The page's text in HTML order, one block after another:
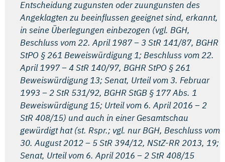
Entscheidung zugunsten oder zuungunsten des
Angeklagten zu beeinflussen geeignet sind, erkannt,
in seine Überlegungen einbezogen (vgl. BGH,
Beschluss vom 22. April 1987 – 3 StR 141/87, BGHR
StPO § 261 Beweiswürdigung 1; Beschluss vom 22.
April 1997 – 4 StR 140/97, BGHR StPO § 261
Beweiswürdigung 13; Senat, Urteil vom 3. Februar
1993 – 2 StR 531/92, BGHR StGB § 177 Abs. 1
Beweiswürdigung 15; Urteil vom 6. April 2016 – 2
StR 408/15) und auch in einer Gesamtschau
gewürdigt hat (st. Rspr.; vgl. nur BGH, Beschluss vom
30. August 2012 – 5 StR 394/12, NStZ-RR 2013, 19;
Senat, Urteil vom 6. April 2016 – 2 StR 408/15